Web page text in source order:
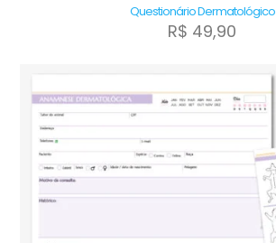
Questionário Dermatológico
R$ 49,90